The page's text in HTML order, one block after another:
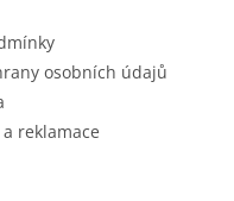
osobních údajů
reklamace